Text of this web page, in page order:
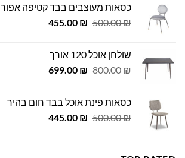
500.00 ₪.
449.00 ₪.
כסאות מעוצבים בבד קטיפה אפור
500.00₪
המחיר
500.00 ₪.
455.00 ₪
המחיר
שולחן אוכל 120 אורך
800.00₪
המחיר
800.00 ₪.
699.00 ₪
המחיר
699.00 ₪.
כסאות פינת אוכל בבד חום בהיר
500.00₪
המחיר
445.00 ₪
המחיר